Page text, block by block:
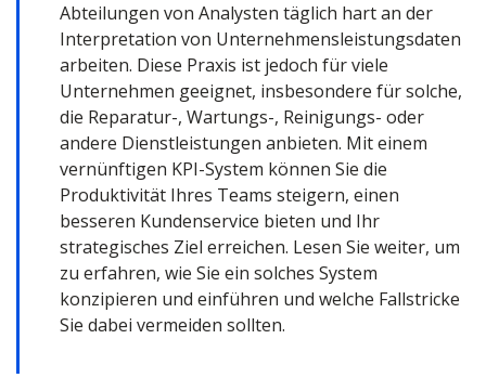
Abteilungen von Analysten täglich hart an der
Interpretation von Unternehmensleistungsdaten
arbeiten. Diese Praxis ist jedoch für viele
Unternehmen geeignet, insbesondere für solche,
die Reparatur-, Wartungs-, Reinigungs- oder
andere Dienstleistungen anbieten. Mit einem
vernünftigen KPI-System können Sie die
Produktivität Ihres Teams steigern, einen
besseren Kundenservice bieten und Ihr
strategisches Ziel erreichen. Lesen Sie weiter, um
zu erfahren, wie Sie ein solches System
konzipieren und einführen und welche Fallstricke
Sie dabei vermeiden sollten.